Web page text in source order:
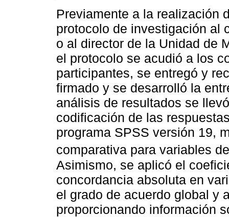
Previamente a la realización
protocolo de investigación al
o al director de la Unidad de
el protocolo se acudió a los
participantes, se entregó y
firmado y se desarrolló la
análisis de resultados se
codificación de las
programa SPSS versión 19,
comparativa para variables
Asimismo, se aplicó el
concordancia absoluta en
el grado de acuerdo global y
proporcionando información